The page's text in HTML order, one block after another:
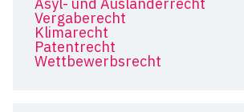
Vergaberecht
Klimarecht
Patentrecht
Wettbewerbsrecht